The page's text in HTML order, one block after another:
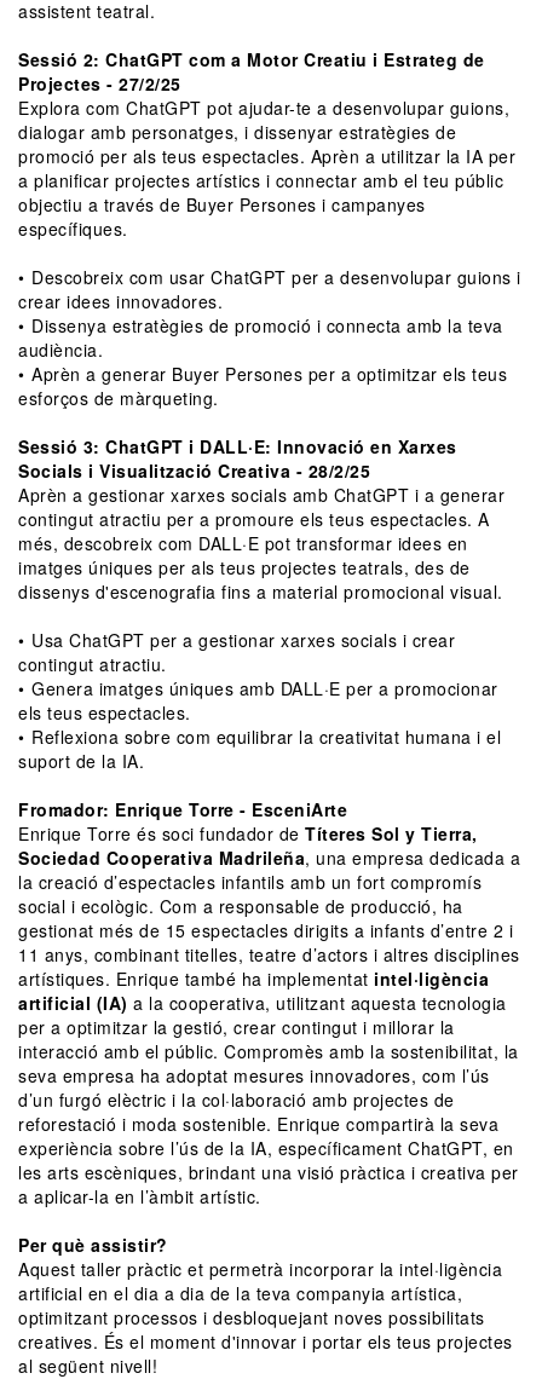
assistent teatral.
Sessió 2: ChatGPT com a Motor Creatiu i Estrateg de
Projectes - 27/2/25
Explora com ChatGPT pot ajudar-te a desenvolupar guions,
dialogar amb personatges, i dissenyar estratègies de
promoció per als teus espectacles. Aprèn a utilitzar la IA per
a planificar projectes artístics i connectar amb el teu públic
objectiu a través de Buyer Persones i campanyes
específiques.
•⁠ ⁠Descobreix com usar ChatGPT per a desenvolupar guions i
crear idees innovadores.
•⁠ ⁠Dissenya estratègies de promoció i connecta amb la teva
audiència.
•⁠ ⁠Aprèn a generar Buyer Persones per a optimitzar els teus
esforços de màrqueting.
Sessió 3: ChatGPT i DALL·E: Innovació en Xarxes
Socials i Visualització Creativa - 28/2/25
Aprèn a gestionar xarxes socials amb ChatGPT i a generar
contingut atractiu per a promoure els teus espectacles. A
més, descobreix com DALL·E pot transformar idees en
imatges úniques per als teus projectes teatrals, des de
dissenys d'escenografia fins a material promocional visual.
•⁠ ⁠Usa ChatGPT per a gestionar xarxes socials i crear
contingut atractiu.
•⁠ ⁠Genera imatges úniques amb DALL·E per a promocionar
els teus espectacles.
•⁠ ⁠Reflexiona sobre com equilibrar la creativitat humana i el
suport de la IA.
Fromador: Enrique Torre - EsceniArte
Enrique Torre és soci fundador de Títeres Sol y Tierra,
Sociedad Cooperativa Madrileña, una empresa dedicada a
la creació d’espectacles infantils amb un fort compromís
social i ecològic. Com a responsable de producció, ha
gestionat més de 15 espectacles dirigits a infants d’entre 2 i
11 anys, combinant titelles, teatre d’actors i altres disciplines
artístiques. Enrique també ha implementat intel·ligència
artificial (IA) a la cooperativa, utilitzant aquesta tecnologia
per a optimitzar la gestió, crear contingut i millorar la
interacció amb el públic. Compromès amb la sostenibilitat, la
seva empresa ha adoptat mesures innovadores, com l’ús
d’un furgó elèctric i la col·laboració amb projectes de
reforestació i moda sostenible. Enrique compartirà la seva
experiència sobre l’ús de la IA, específicament ChatGPT, en
les arts escèniques, brindant una visió pràctica i creativa per
a aplicar-la en l’àmbit artístic.
Per què assistir?
Aquest taller pràctic et permetrà incorporar la intel·ligència
artificial en el dia a dia de la teva companyia artística,
optimitzant processos i desbloquejant noves possibilitats
creatives. És el moment d'innovar i portar els teus projectes
al següent nivell!